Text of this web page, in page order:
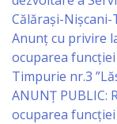
în
Călărași-
Anunț cu privire
ocuparea
Timpurie nr.3
ANUNȚ
ocuparea